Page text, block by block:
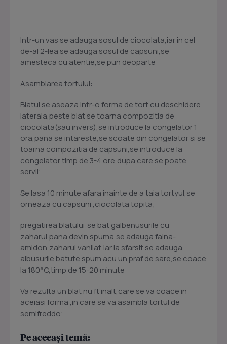
Intr-un vas se adauga sosul de ciocolata,iar in cel
de-al 2-lea se adauga sosul de capsuni,se
amesteca cu atentie,se pun deoparte
Asamblarea tortului:
Blatul se aseaza intr-o forma de tort cu deschidere
laterala,peste blat se toarna compozitia de
ciocolata(sau invers),se introduce la congelator 1
ora,pana se intareste,se scoate din congelator si se
toarna compozitia de capsuni,se introduce la
congelator timp de 3-4 ore,dupa care se poate
servii;
Se lasa 10 minute afara inainte de a taia tortyul,se
orneaza cu capsuni ,ciocolata topita;
pregatirea blatului:se bat galbenusurile cu
zaharul,pana devin spuma,se adauga faina-
amidon,zaharul vanilat,iar la sfarsit se adauga
albusurile batute spum acu un praf de sare,se coace
la 180°C,timp de 15-20 minute
Va rezulta un blat nu ft inalt,care se va coace in
aceiasi forma ,in care se va asambla tortul de
semifreddo;
Pe aceeași temă: